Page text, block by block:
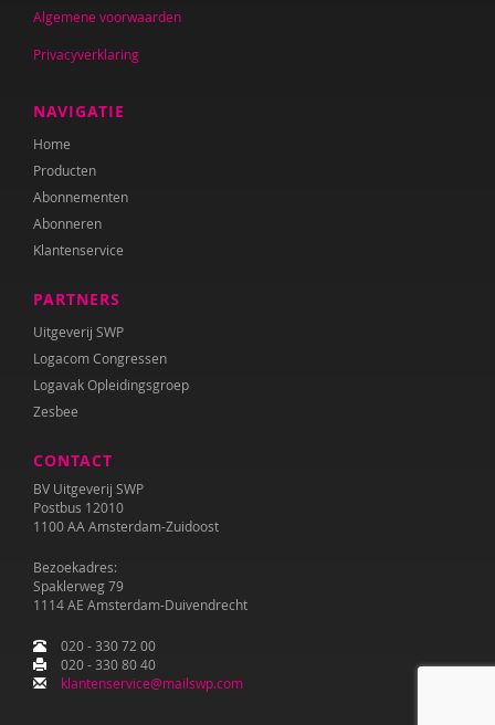
Algemene voorwaarden
Privacyverklaring
NAVIGATIE
Home
Producten
Abonnementen
Abonneren
Klantenservice
PARTNERS
Uitgeverij SWP
Logacom Congressen
Logavak Opleidingsgroep
Zesbee
CONTACT
BV Uitgeverij SWP
Postbus 12010
1100 AA Amsterdam-Zuidoost
Bezoekadres:
Spaklerweg 79
1114 AE Amsterdam-Duivendrecht
020 - 330 72 00
020 - 330 80 40
klantenservice@mailswp.com